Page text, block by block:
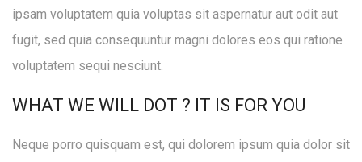
ipsam voluptatem quia voluptas sit aspernatur aut odit aut
fugit, sed quia consequuntur magni dolores eos qui ratione
voluptatem sequi nesciunt.
WHAT WE WILL DOT ? IT IS FOR YOU
Neque porro quisquam est, qui dolorem ipsum quia dolor sit